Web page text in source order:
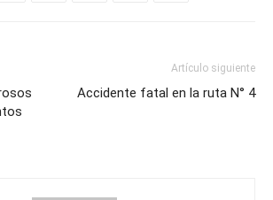
Artículo siguiente
Accidente fatal en la ruta N° 4